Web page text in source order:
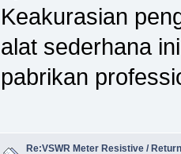
Keakurasian
alat sederhana
pabrikan
Re:VSWR Meter Resistive /